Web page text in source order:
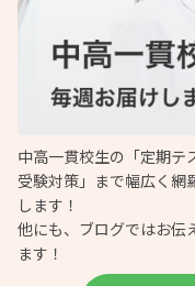
中高一貫校生の「定期テ
受験対策」まで幅広く網
します！
他にも、ブログではお伝
ます！